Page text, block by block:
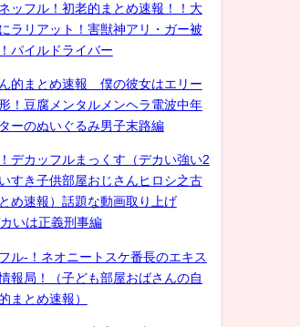
ッフル！初老的まとめ速報！！大
ラリアット！害獣神アリ・ガー被
パイルドライバー
的まとめ速報 僕の彼女はエリー
！豆腐メンタルメンヘラ電波中年
ーのぬいぐるみ男子末路編
デカッフルまっくす（デカい強い2
すき子供部屋おじさんヒロシ之古
め速報）話題な動画取り上げ
いは正義刑事編
ル-！ネオニートスケ番長のエキス
報局！（子ども部屋おばさんの自
まとめ速報）